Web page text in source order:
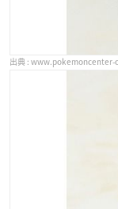
www.pokemoncenter-